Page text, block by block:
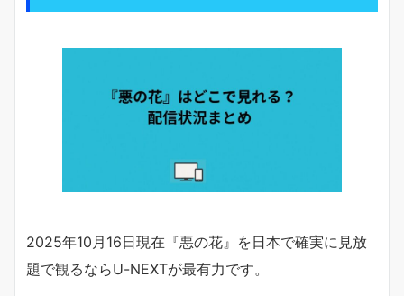
2025年10月16日現在『悪の花』を日本で確実に見放
題で観るならU-NEXTが最有力です。